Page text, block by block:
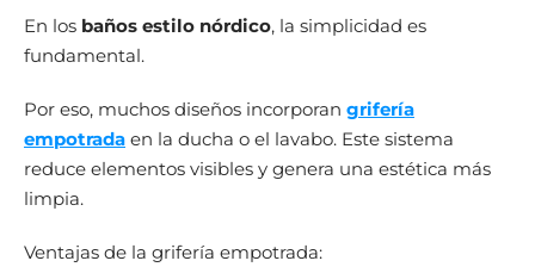
En los baños estilo nórdico, la simplicidad es
fundamental.
Por eso, muchos diseños incorporan grifería
empotrada en la ducha o el lavabo. Este sistema
reduce elementos visibles y genera una estética más
limpia.
Ventajas de la grifería empotrada: